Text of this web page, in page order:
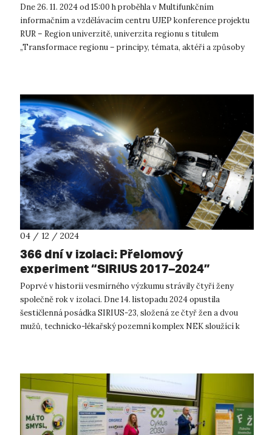
Dne 26. 11. 2024 od 15:00 h proběhla v Multifunkčním
informačním a vzdělávacím centru UJEP konference projektu
RUR – Region univerzitě, univerzita regionu s titulem
„Transformace regionu – principy, témata, aktéři a způsoby
04 / 12 / 2024
366 dní v izolaci: Přelomový
experiment “SIRIUS 2017–2024”
dokončen
Poprvé v historii vesmírného výzkumu strávily čtyři ženy
společně rok v izolaci. Dne 14. listopadu 2024 opustila
šestičlenná posádka SIRIUS-23, složená ze čtyř žen a dvou
mužů, technicko-lékařský pozemní komplex NEK sloužící k